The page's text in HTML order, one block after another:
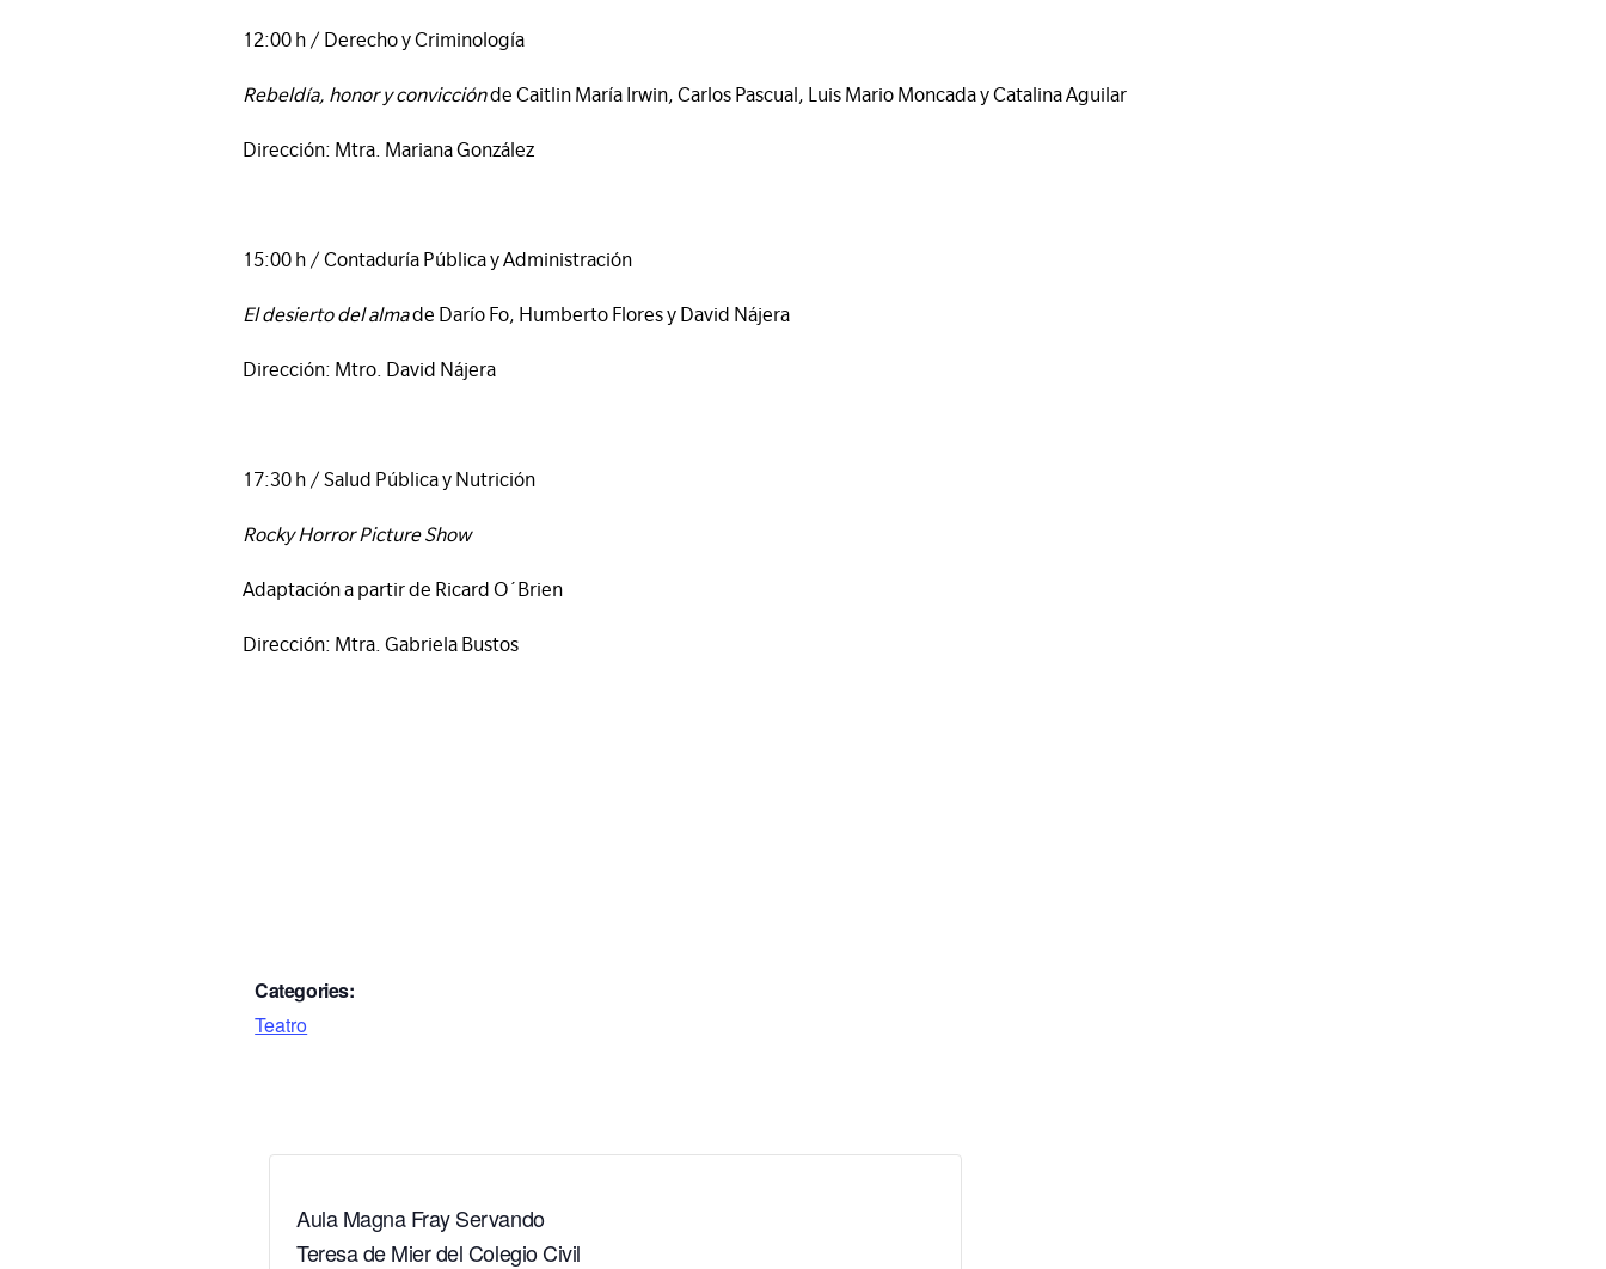
12:00 h / Derecho y Criminología
Rebeldía, honor y convicciónde Caitlin María Irwin, Carlos Pascual, Luis Mario Moncada y Catalina Aguilar
Dirección: Mtra. Mariana González
15:00 h / Contaduría Pública y Administración
El desierto del almade Darío Fo, Humberto Flores y David Nájera
Dirección: Mtro. David Nájera
17:30 h / Salud Pública y Nutrición
Rocky Horror Picture Show
Adaptación a partir de Ricard O´Brien
Dirección: Mtra. Gabriela Bustos
Categories:
Teatro
Aula Magna Fray Servando
Teresa de Mier del Colegio Civil